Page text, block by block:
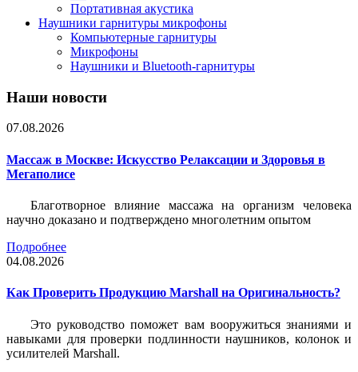
Портативная акустика
Наушники гарнитуры микрофоны
Компьютерные гарнитуры
Микрофоны
Наушники и Bluetooth-гарнитуры
Наши новости
07.08.2026
Массаж в Москве: Искусство Релаксации и Здоровья в
Мегаполисе
Благотворное влияние массажа на организм человека
научно доказано и подтверждено многолетним опытом
Подробнее
04.08.2026
Как Проверить Продукцию Marshall на Оригинальность?
Это руководство поможет вам вооружиться знаниями и
навыками для проверки подлинности наушников, колонок и
усилителей Marshall.